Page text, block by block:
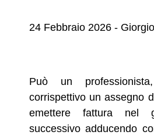
24 Febbraio 2026 -
Può un
corrispettivo un assegno
emettere fattura nel
successivo adducendo